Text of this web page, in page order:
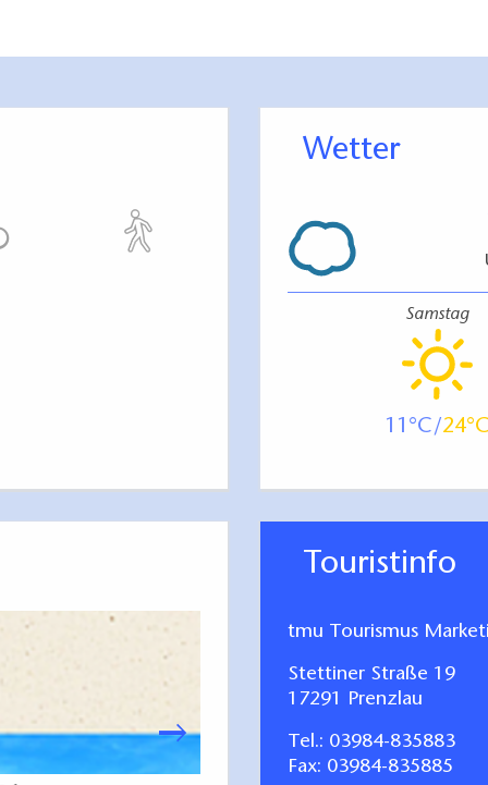
Wetter
Samstag
11 24
Touristinfo
tmu Tourismus
Stettiner Straße 19
17291 Prenzlau
Tel.: 03984-835883
Fax: 03984-835885